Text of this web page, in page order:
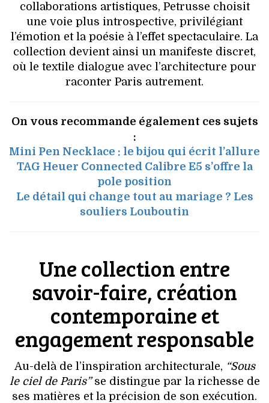
collaborations artistiques, Petrusse choisit
une voie plus introspective, privilégiant
l’émotion et la poésie à l’effet spectaculaire. La
collection devient ainsi un manifeste discret,
où le textile dialogue avec l’architecture pour
raconter Paris autrement.
On vous recommande également ces sujets
:
Mini Pen Necklace : le bijou qui écrit l’allure
TAG Heuer Connected Calibre E5 s’offre la
pole position
Le détail qui change tout au mariage ? Les
souliers Louboutin
Une collection entre
savoir-faire, création
contemporaine et
engagement responsable
Au-delà de l’inspiration architecturale, “Sous
le ciel de Paris”se distingue par la richesse de
ses matières et la précision de son exécution.